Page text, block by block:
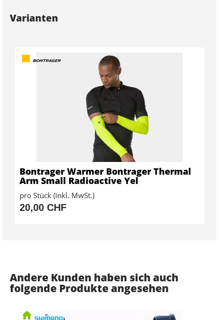
Varianten
Bontrager Warmer Bontrager Thermal
Arm Small Radioactive Yel
pro Stück (inkl. MwSt.)
20,00 CHF
Andere Kunden haben sich auch
folgende Produkte angesehen